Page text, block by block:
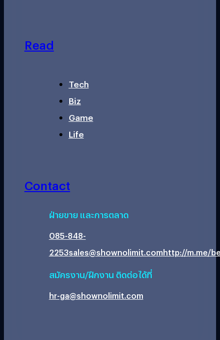
Read
Tech
Biz
Game
Life
Contact
ฝ่ายขาย และการตลาด
085-848-
2253sales@shownolimit.comhttp://m.me/
สมัครงาน/ฝึกงาน ติดต่อได้ที่
hr-ga@shownolimit.com